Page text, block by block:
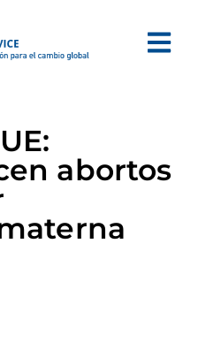
abortos